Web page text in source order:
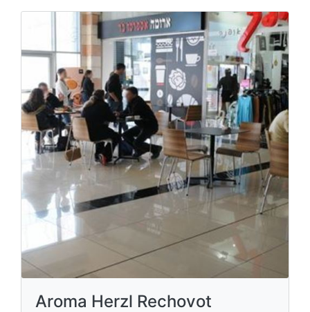
Aroma Herzl Rechovot